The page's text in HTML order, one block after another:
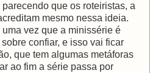
que os roteiristas, a
mesmo nessa ideia.
vez que a minissérie é
confiar, e isso vai ficar
que tem algumas metáforas
ao fim a série passa por